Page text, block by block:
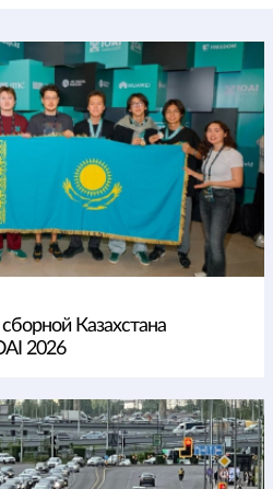
Казахстана
2026